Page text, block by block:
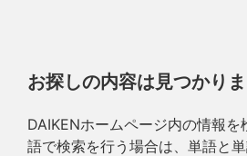
お探しの内容は見つかり
DAIKENホームページ内の情報
語で検索を行う場合は、単語と